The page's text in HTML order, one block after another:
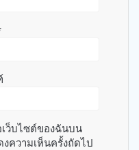
ว็บไซต์ของฉันบน
งความเห็นครั้งถัดไป